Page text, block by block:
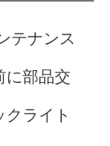
テナンス
に部品交
ライト